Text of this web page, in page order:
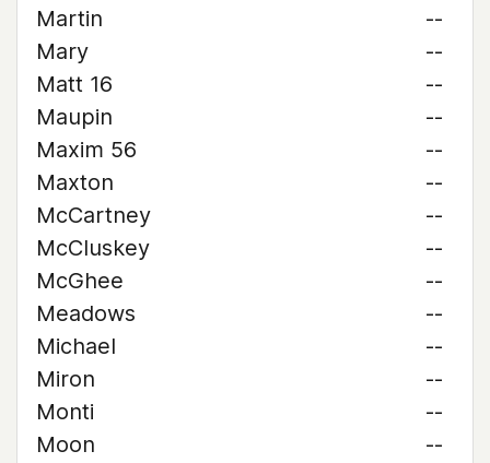
Martin
--
Mary
--
Matt 16
--
Maupin
--
Maxim 56
--
Maxton
--
McCartney
--
McCluskey
--
McGhee
--
Meadows
--
Michael
--
Miron
--
Monti
--
Moon
--